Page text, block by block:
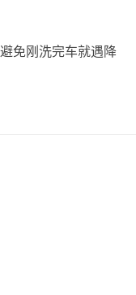
免刚洗完车就遇降